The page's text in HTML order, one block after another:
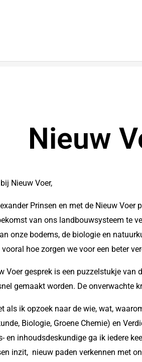
Nieuw
Nieuw Voer,
Prinsen en met de Nieuw
van ons landbouwsysteem te
onze bodems, de biologie en
vooral hoe zorgen we voor een beter
Voer gesprek is een puzzelstukje
gemaakt worden. De onverwachte
als ik opzoek naar de wie, wat,
Biologie, Groene Chemie) en
en inhoudsdeskundige ga ik iedere
inzit, nieuw paden verkennen met